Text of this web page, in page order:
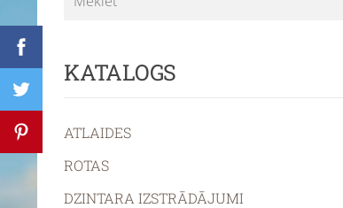
KATALOGS
ATLAIDES
ROTAS
DZINTARA IZSTRĀDĀJUMI